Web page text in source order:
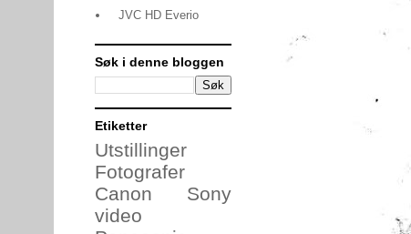
JVC HD Everio
Søk i denne bloggen
Etiketter
Utstillinger
Fotografer
Canon
Sony
video